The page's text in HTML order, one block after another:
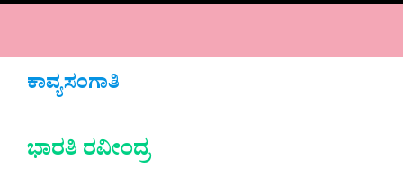
ಕಾವ್ಯಸಂಗಾತಿ
ಭಾರತಿ ರವೀಂದ್ರ